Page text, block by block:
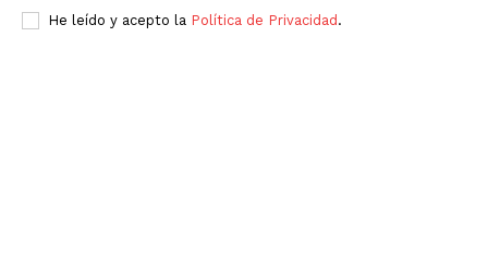
Empresa
He leído y acepto la Política de Privacidad .